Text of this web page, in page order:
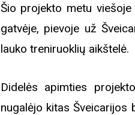
Šio projekto metu
gatvėje, pievoje už
lauko treniruoklių aikštelė.
Didelės apimties
nugalėjo kitas Šveicarijos